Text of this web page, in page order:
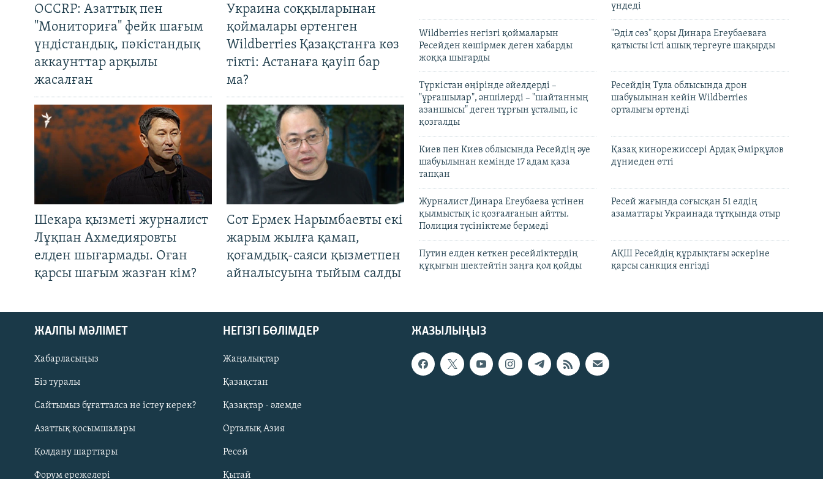
Русский
ЖАЗЫЛЫҢЫЗ
OCCRP: Азаттық пен
"Мониториға" фейк шағым
үндістандық, пәкістандық
аккаунттар арқылы
жасалған
Украина соққыларынан
қоймалары өртенген
Wildberries Қазақстанға көз
тікті: Астанаға қауіп бар
ма?
Шекара қызметі журналист
Лұқпан Ахмедияровты
елден шығармады. Оған
қарсы шағым жазған кім?
Сот Ермек Нарымбаевты екі
жарым жылға қамап,
қоғамдық-саяси қызметпен
айналысуына тыйым салды
үндеді
Wildberries негізгі қоймаларын
Ресейден көшірмек деген хабарды
жоққа шығарды
"Әділ сөз" қоры Динара Егеубаеваға
қатысты істі ашық тергеуге шақырды
Түркістан өңірінде әйелдерді –
"ұрғашылар", әншілерді – "шайтанның
азаншысы" деген тұрғын ұсталып, іс
қозғалды
Ресейдің Тула облысында дрон
шабуылынан кейін Wildberries
орталығы өртенді
Киев пен Киев облысында Ресейдің әуе
шабуылынан кемінде 17 адам қаза
тапқан
Қазақ кинорежиссері Ардақ Әмірқұлов
дүниеден өтті
Журналист Динара Егеубаева үстінен
қылмыстық іс қозғалғанын айтты.
Полиция түсініктеме бермеді
Ресей жағында соғысқан 51 елдің
азаматтары Украинада тұтқында отыр
Путин елден кеткен ресейліктердің
құқығын шектейтін заңға қол қойды
АҚШ Ресейдің құрлықтағы әскеріне
қарсы санкция енгізді
ЖАЗЫЛЫҢЫЗ
ЖАЛПЫ МӘЛІМЕТ
Хабарласыңыз
Біз туралы
Сайтымыз бұғатталса не істеу керек?
Азаттық қосымшалары
Қолдану шарттары
Форум ережелері
НЕГІЗГІ БӨЛІМДЕР
Жаңалықтар
Қазақстан
Қазақтар - әлемде
Орталық Азия
Ресей
Қытай